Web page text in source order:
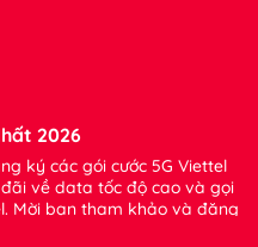
2026
ký các gói cước 5G Viettel
về data tốc độ cao và gọi
Mời bạn tham khảo và đăng